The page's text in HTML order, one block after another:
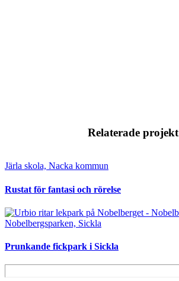
Relaterade projekt
Järla skola, Nacka kommun
Rustat för fantasi och rörelse
Nobelbergsparken, Sickla
Prunkande fickpark i Sickla